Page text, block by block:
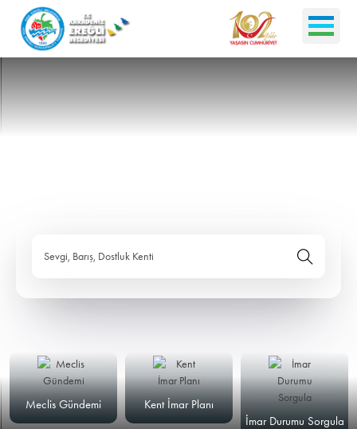
Sevgi, Barış, Dostluk Kenti
Meclis Gündemi
Kent İmar Planı
İmar Durumu Sorgula